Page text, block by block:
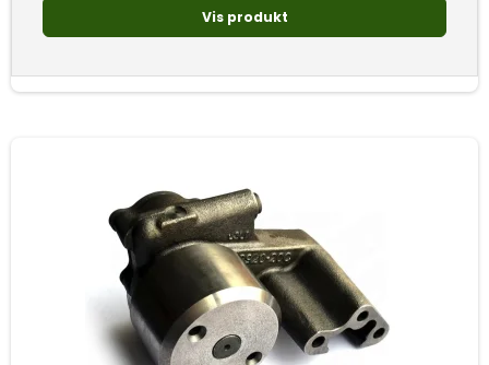
Vis produkt